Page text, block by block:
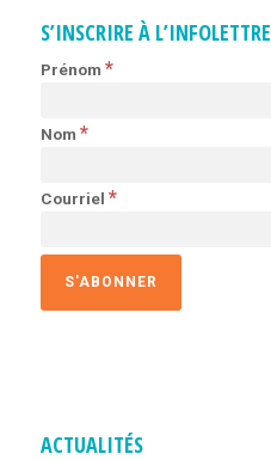
S’INSCRIRE À L’INFOLETTRE
Prénom*
Nom*
Courriel*
ACTUALITÉS